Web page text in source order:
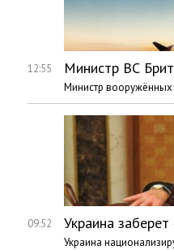
12:55 Министр ВС
Министр вооружённых
09:52 Украина
Украина